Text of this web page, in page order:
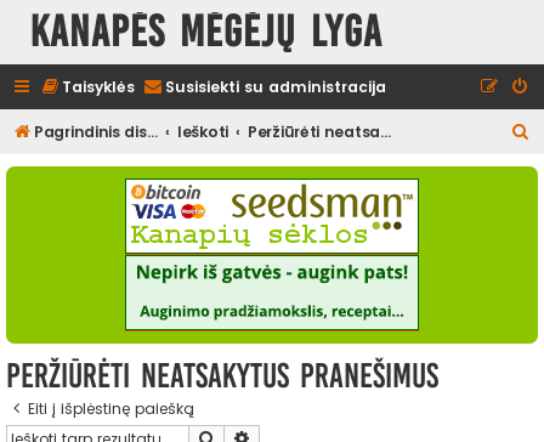
Kanapės mėgėjų lyga
Taisyklės Susisiekti su administracija
Pagrindinis diskusijų puslapis Ieškoti Peržiūrėti neatsakytus pranešimus
e
Peržiūrėti neatsakytus pranešimus
Eiti į išplėstinę paiešką